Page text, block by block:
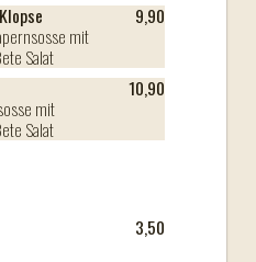
mit
Salat
9,90
mit
Salat
10,90
3,50